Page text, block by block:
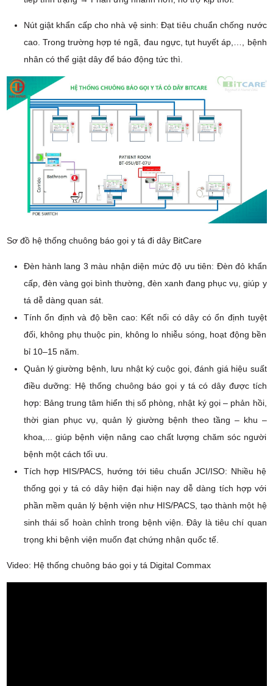
Nút giật khẩn cấp cho nhà vệ sinh: Đạt tiêu chuẩn chống nước
cao. Trong trường hợp té ngã, đau ngực, tụt huyết áp,…, bệnh
nhân có thể giật dây để báo động tức thì.
Sơ đồ hệ thống chuông báo gọi y tá đi dây BitCare
Đèn hành lang 3 màu nhận diện mức độ ưu tiên: Đèn đỏ khẩn
cấp, đèn vàng gọi bình thường, đèn xanh đang phục vụ, giúp y
tá dễ dàng quan sát.
Tính ổn định và độ bền cao: Kết nối có dây có ổn định tuyệt
đối, không phụ thuộc pin, không lo nhiễu sóng, hoạt động bền
bỉ 10–15 năm.
Quản lý giường bệnh, lưu nhật ký cuộc gọi, đánh giá hiệu suất
điều dưỡng: Hệ thống chuông báo gọi y tá có dây được tích
hợp: Bảng trung tâm hiển thị số phòng, nhật ký gọi – phản hồi,
thời gian phục vụ, quản lý giường bệnh theo tầng – khu –
khoa,... giúp bệnh viện nâng cao chất lượng chăm sóc người
bệnh một cách tối ưu.
Tích hợp HIS/PACS, hướng tới tiêu chuẩn JCI/ISO: Nhiều hệ
thống gọi y tá có dây hiện đại hiện nay dễ dàng tích hợp với
phần mềm quản lý bệnh viện như HIS/PACS, tạo thành một hệ
sinh thái số hoàn chỉnh trong bệnh viện. Đây là tiêu chí quan
trọng khi bệnh viện muốn đạt chứng nhận quốc tế.
Video: Hệ thống chuông báo gọi y tá Digital Commax